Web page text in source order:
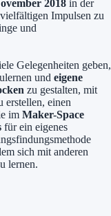
2018 in der
Impulsen zu
und
Gelegenheiten geben,
und eigene
zu gestalten, mit
erstellen, einen
im Maker-Space
für ein eigenes
sich mit anderen
lernen.